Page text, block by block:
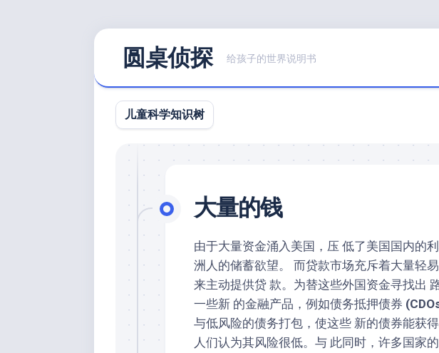
圆桌侦探 给孩子的世界说明书
儿童科学知识树
大量的钱
由于大量资金涌入美国，压 低了美国国内的
洲人的储蓄欲望。 而贷款市场充斥着大量轻
来主动提供贷 款。为替这些外国资金寻找出
一些新 的金融产品，例如债务抵押债券
与低风险的债务打包，使这些 新的债券能获
人们认为其风险很低。与 此同时，许多国家